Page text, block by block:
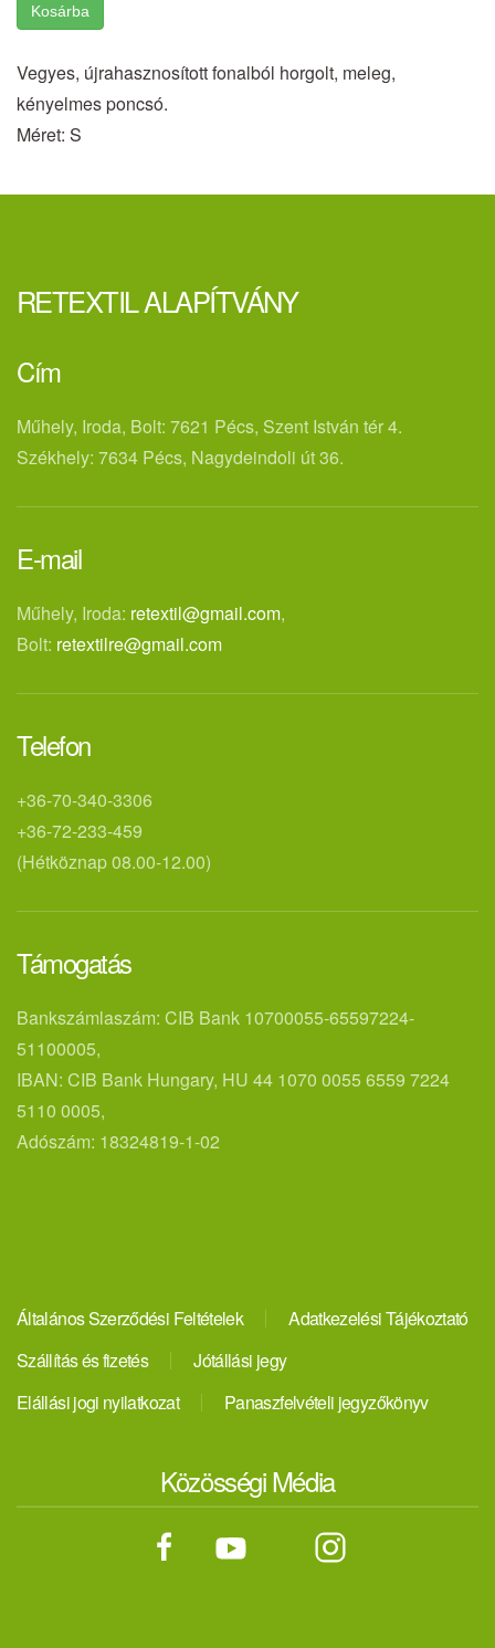
Kosárba
Vegyes, újrahasznosított fonalból horgolt, meleg,
kényelmes poncsó.
Méret: S
RETEXTIL ALAPÍTVÁNY
Cím
Műhely, Iroda, Bolt: 7621 Pécs, Szent István tér 4.
Székhely: 7634 Pécs, Nagydeindoli út 36.
E-mail
Műhely, Iroda: retextil@gmail.com,
Bolt: retextilre@gmail.com
Telefon
+36-70-340-3306
+36-72-233-459
(Hétköznap 08.00-12.00)
Támogatás
Bankszámlaszám: CIB Bank 10700055-65597224-
51100005,
IBAN: CIB Bank Hungary, HU 44 1070 0055 6559 7224
5110 0005,
Adószám: 18324819-1-02
Általános Szerződési Feltételek
Adatkezelési Tájékoztató
Szállítás és fizetés
Jótállási jegy
Elállási jogi nyilatkozat
Panaszfelvételi jegyzőkönyv
Közösségi Média